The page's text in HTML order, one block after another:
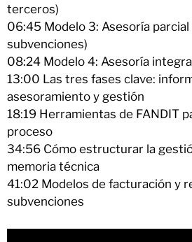
terceros)
06:45 Modelo 3: Asesoría
subvenciones)
08:24 Modelo 4: Asesoría
13:00 Las tres fases clave:
asesoramiento y gestión
18:19 Herramientas de FANDIT
proceso
34:56 Cómo estructurar la
memoria técnica
41:02 Modelos de facturación y
subvenciones